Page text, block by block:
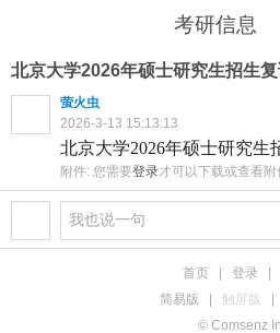
考研信息
北京大学2026年硕士研究生招生
萤火虫
2026-3-13 15:13:13
北京大学2026年硕士研究生
附件: 您需要登录才可以下载或查看附
首页 登录
简易版
触屏版
© Comsenz